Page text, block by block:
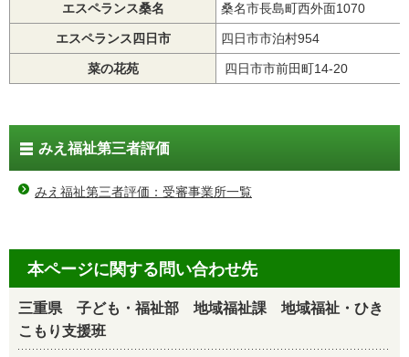
エスペランス桑名 桑名市長島町西外面1070
エスペランス四日市 四日市市泊村954
菜の花苑 四日市市前田町14-20
みえ福祉第三者評価
みえ福祉第三者評価：受審事業所一覧
本ページに関する問い合わせ先
三重県 子ども・福祉部 地域福祉課 地域福祉・ひき
こもり支援班